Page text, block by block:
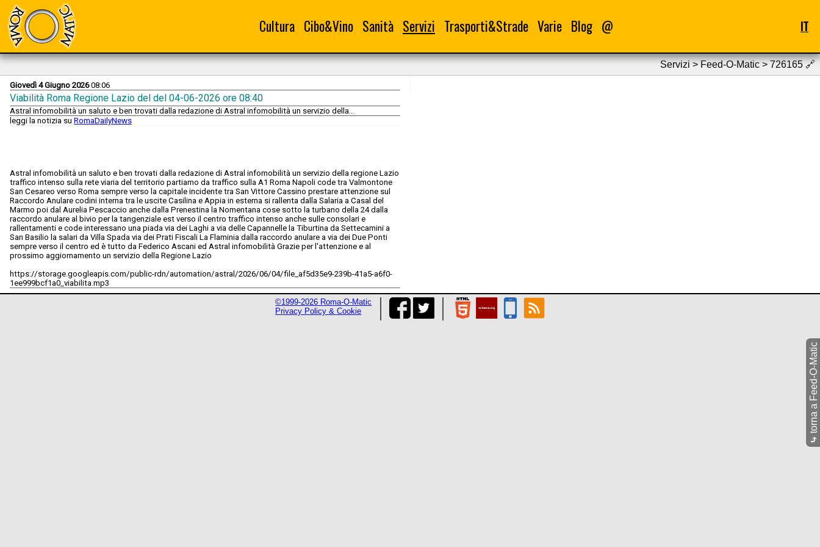
Cultura Cibo&Vino Sanità Servizi Trasporti&Strade Varie Blog @ IT
Servizi > Feed-O-Matic > 726165 🔗
Giovedì 4 Giugno 202608:06
Viabilità Roma Regione Lazio del del 04-06-2026 ore 08:40
Astral infomobilità un saluto e ben trovati dalla redazione di Astral infomobilità un servizio della...
leggi la notizia su RomaDailyNews
Astral infomobilità un saluto e ben trovati dalla redazione di Astral infomobilità un servizio della regione Lazio
traffico intenso sulla rete viaria del territorio partiamo da traffico sulla A1 Roma Napoli code tra Valmontone
San Cesareo verso Roma sempre verso la capitale incidente tra San Vittore Cassino prestare attenzione sul
Raccordo Anulare codini interna tra le uscite Casilina e Appia in esterna si rallenta dalla Salaria a Casal del
Marmo poi dal Aurelia Pescaccio anche dalla Prenestina la Nomentana cose sotto la turbano della 24 dalla
raccordo anulare al bivio per la tangenziale est verso il centro traffico intenso anche sulle consolari e
rallentamenti e code interessano una piada via dei Laghi a via delle Capannelle la Tiburtina da Settecamini a
San Basilio la salari da Villa Spada via dei Prati Fiscali La Flaminia dalla raccordo anulare a via dei Due Ponti
sempre verso il centro ed è tutto da Federico Ascani ed Astral infomobilità Grazie per l'attenzione e al
prossimo aggiornamento un servizio della Regione Lazio
https://storage.googleapis.com/public-rdn/automation/astral/2026/06/04/file_af5d35e9-239b-41a5-a6f0-
1ee999bcf1a0_viabilita.mp3
⤷
torna a Feed-O-Matic
©1999-2026 Roma-O-Matic
Privacy Policy & Cookie